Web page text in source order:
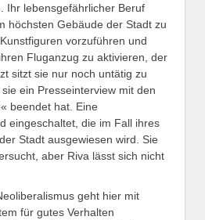
Ihr lebensgefährlicher Beruf
höchsten Gebäude der Stadt zu
vorzuführen und
Fluganzug zu aktivieren, der
sitzt sie nur noch untätig zu
ein Presseinterview mit den
beendet hat. Eine
eingeschaltet, die im Fall ihres
Stadt ausgewiesen wird. Sie
aber Riva lässt sich nicht
geht hier mit
für gutes Verhalten